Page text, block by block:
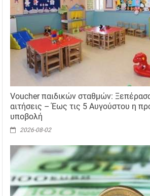
Voucher παιδικών σταθμών:
αιτήσεις – Έως τις 5 Αυγούστου η
υποβολή
2026-08-02